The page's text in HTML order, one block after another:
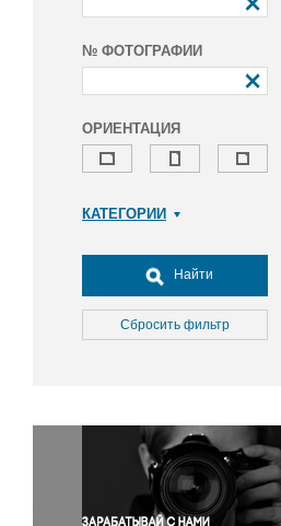
№ ФОТОГРАФИИ
ОРИЕНТАЦИЯ
КАТЕГОРИИ
Досуг, туризм и отдых
Культура
Медицина
Окружающая среда
Политика
Правосудие
Происшествия и конфликты
Найти
Сбросить фильтр